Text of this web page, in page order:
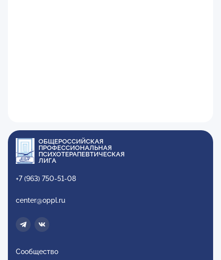
ОБЩЕРОССИЙСКАЯ
ПРОФЕССИОНАЛЬНАЯ
ПСИХОТЕРАПЕВТИЧЕСКАЯ
ЛИГА
+7 (963) 750-51-08
center@oppl.ru
Сообщество